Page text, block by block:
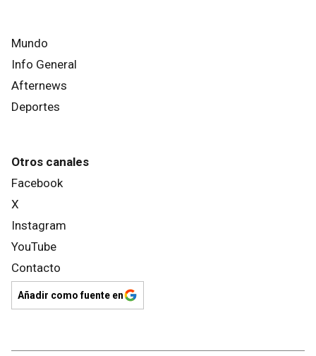
Mundo
Info General
Afternews
Deportes
Otros canales
Facebook
X
Instagram
YouTube
Contacto
Añadir como fuente en